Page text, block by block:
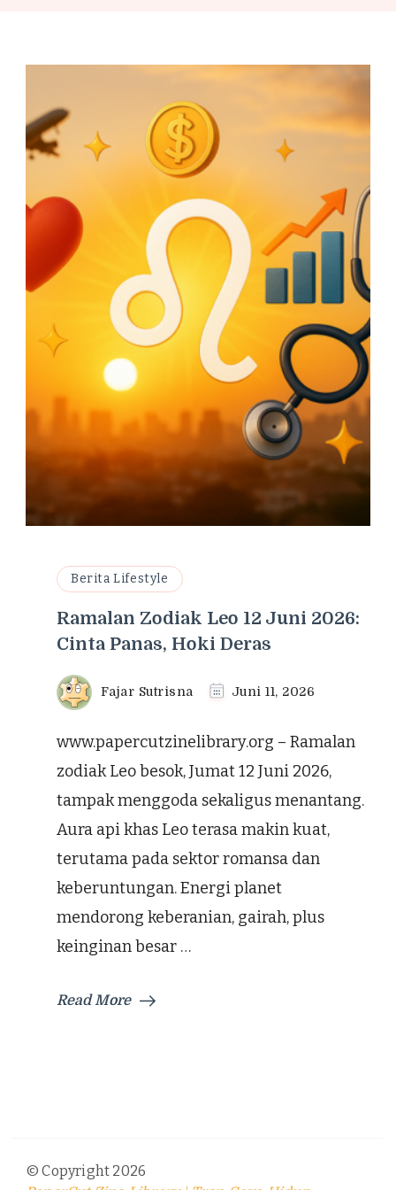
Berita Lifestyle
Ramalan Zodiak Leo 12 Juni 2026:
Cinta Panas, Hoki Deras
Fajar Sutrisna Juni 11, 2026
www.papercutzinelibrary.org – Ramalan
zodiak Leo besok, Jumat 12 Juni 2026,
tampak menggoda sekaligus menantang.
Aura api khas Leo terasa makin kuat,
terutama pada sektor romansa dan
keberuntungan. Energi planet
mendorong keberanian, gairah, plus
keinginan besar …
Read More
© Copyright 2026